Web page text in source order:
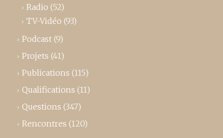
Radio (52)
TV-Vidéo (93)
Podcast (9)
Projets (41)
Publications (115)
Qualifications (11)
Questions (347)
Rencontres (120)